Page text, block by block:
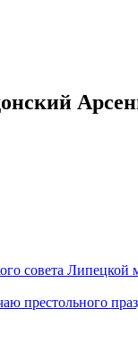
совета Липецкой
престольного